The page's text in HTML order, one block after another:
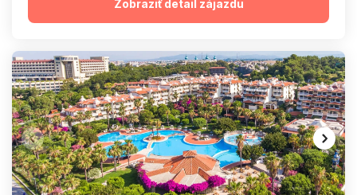
Zobraziť detail zájazdu